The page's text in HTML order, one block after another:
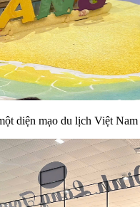
diện mạo du lịch Việt